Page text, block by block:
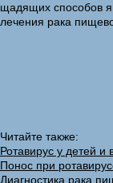
щадящих способов
лечения рака
Читайте также:
Ротавирус у детей
Понос при
Диагностика рака